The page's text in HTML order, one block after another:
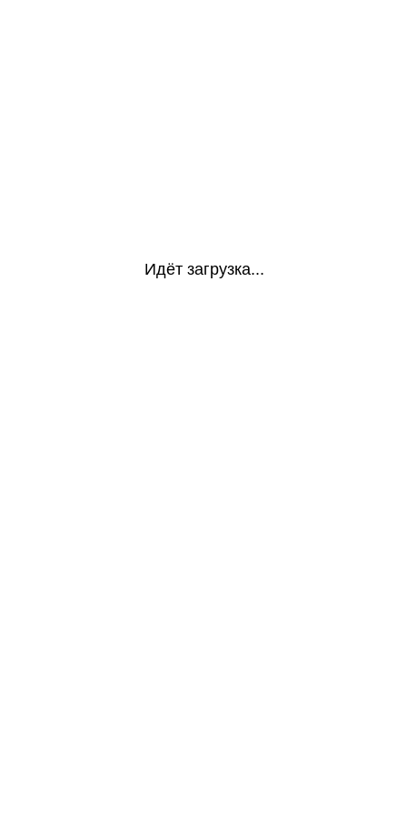
Идёт загрузка...